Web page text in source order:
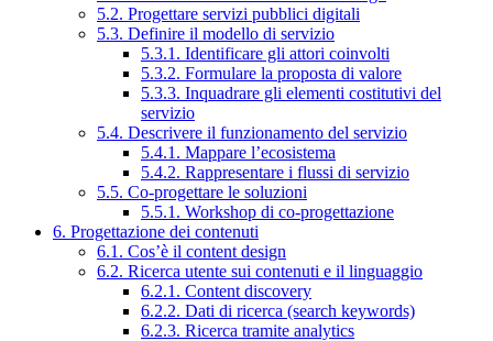
5.2. Progettare servizi pubblici digitali
5.3. Definire il modello di servizio
5.3.1. Identificare gli attori coinvolti
5.3.2. Formulare la proposta di valore
5.3.3. Inquadrare gli elementi costitutivi del
servizio
5.4. Descrivere il funzionamento del servizio
5.4.1. Mappare l’ecosistema
5.4.2. Rappresentare i flussi di servizio
5.5. Co-progettare le soluzioni
5.5.1. Workshop di co-progettazione
6. Progettazione dei contenuti
6.1. Cos’è il content design
6.2. Ricerca utente sui contenuti e il linguaggio
6.2.1. Content discovery
6.2.2. Dati di ricerca (search keywords)
6.2.3. Ricerca tramite analytics